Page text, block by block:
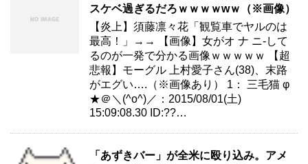
スケベ過ぎるだろｗｗｗｗwｗ（※画像）
【炎上】須藤凛々花「観覧車でヤルのは
最高！」→→ 【画像】女がオ ナ ニ-して
るのが一発で分かる画像ｗｗｗｗｗ 【超
悲報】モーグル 上村愛子さん(38)、末路
がエグい….（※画像あり） 1： 三毛猫 φ
★＠＼(^o^)／：2015/08/01(土)
15:09:08.30 ID:??…
「あずきバー」が全米に殴り込み。アメ